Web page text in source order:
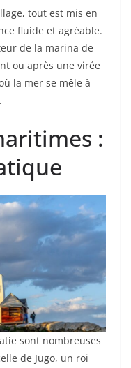
tout est mis en
fluide et agréable.
de la marina de
ou après une virée
la mer se mêle à
:
sont nombreuses
de Jugo, un roi